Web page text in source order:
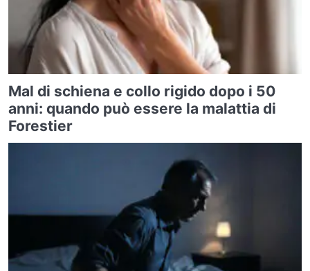
Mal di schiena e collo rigido dopo i 50
anni: quando può essere la malattia di
Forestier